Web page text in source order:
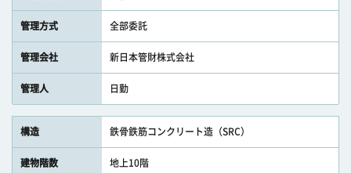
管理方式 全部委託
管理会社 新日本管財株式会社
管理人 日勤
構造 鉄骨鉄筋コンクリート造（SRC）
建物階数 地上10階